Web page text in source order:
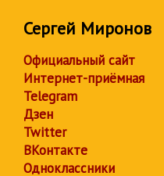
Сергей Миронов
Официальный сайт
Интернет-приёмная
Telegram
Дзен
Twitter
ВКонтакте
Одноклассники